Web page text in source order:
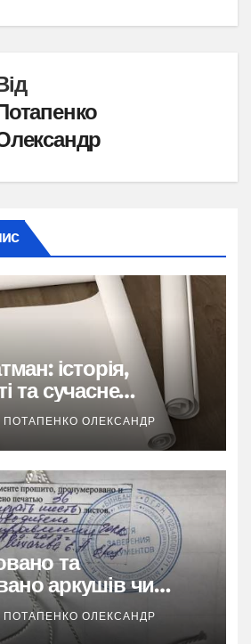
історія,
та сучасне
ПОТАПЕНКО ОЛЕКСАНДР
та
аркушів чи
гайд
ПОТАПЕНКО ОЛЕКСАНДР